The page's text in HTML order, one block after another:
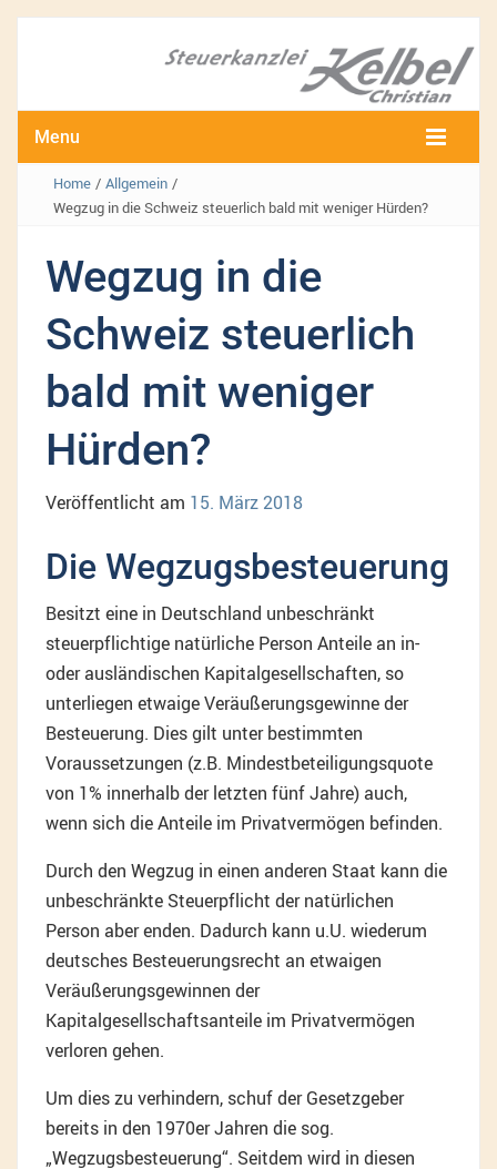
Menu
Home / Allgemein /
Wegzug in die Schweiz steuerlich bald mit weniger Hürden?
Wegzug in die
Schweiz steuerlich
bald mit weniger
Hürden?
Veröffentlicht am 15. März 2018
Die Wegzugsbesteuerung
Besitzt eine in Deutschland unbeschränkt
steuerpflichtige natürliche Person Anteile an in-
oder ausländischen Kapitalgesellschaften, so
unterliegen etwaige Veräußerungsgewinne der
Besteuerung. Dies gilt unter bestimmten
Voraussetzungen (z.B. Mindestbeteiligungsquote
von 1% innerhalb der letzten fünf Jahre) auch,
wenn sich die Anteile im Privatvermögen befinden.
Durch den Wegzug in einen anderen Staat kann die
unbeschränkte Steuerpflicht der natürlichen
Person aber enden. Dadurch kann u.U. wiederum
deutsches Besteuerungsrecht an etwaigen
Veräußerungsgewinnen der
Kapitalgesellschaftsanteile im Privatvermögen
verloren gehen.
Um dies zu verhindern, schuf der Gesetzgeber
bereits in den 1970er Jahren die sog.
„Wegzugsbesteuerung“. Seitdem wird in diesen